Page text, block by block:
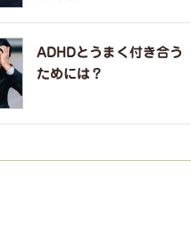
ADHDとうまく付き合う
ためには？